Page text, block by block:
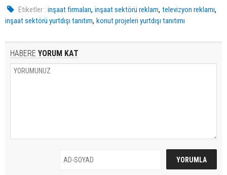
Etiketler : inşaat firmaları,inşaat sektörü reklam,televizyon reklamı,
inşaat sektörü yurtdışı tanıtım, konut projeleri yurtdışı tanıtımı
HABERE YORUM KAT